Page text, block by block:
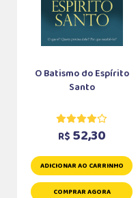
O Batismo do Espírito
Santo
R$ 52,30
ADICIONAR AO CARRINHO
COMPRAR AGORA